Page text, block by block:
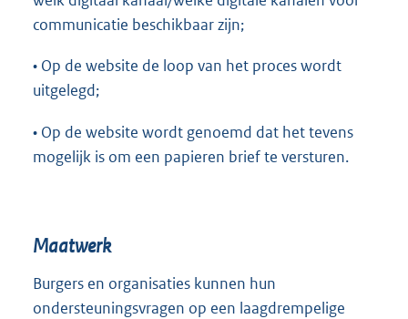
communicatie beschikbaar zijn;
• Op de website de loop van het proces wordt
uitgelegd;
• Op de website wordt genoemd dat het tevens
mogelijk is om een papieren brief te versturen.
Maatwerk
Burgers en organisaties kunnen hun
ondersteuningsvragen op een laagdrempelige